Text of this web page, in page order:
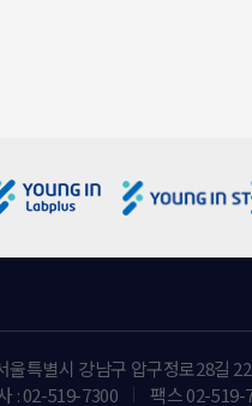
울특별시 강남구 압구정로28길
: 02-519-7300
팩스 02-519-